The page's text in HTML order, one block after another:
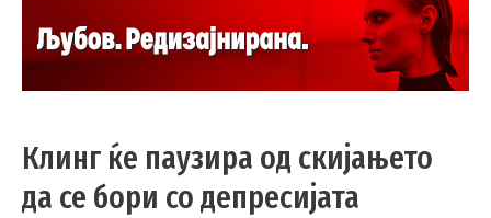
Клинг ќе паузира од скијањето
да се бори со депресијата